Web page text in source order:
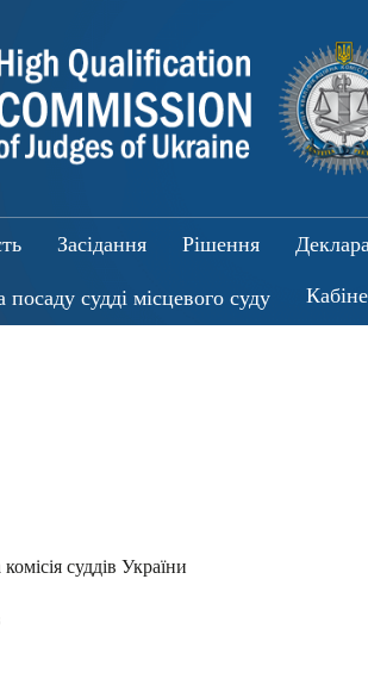
Засідання Рішення
посаду судді місцевого суду
суддів України